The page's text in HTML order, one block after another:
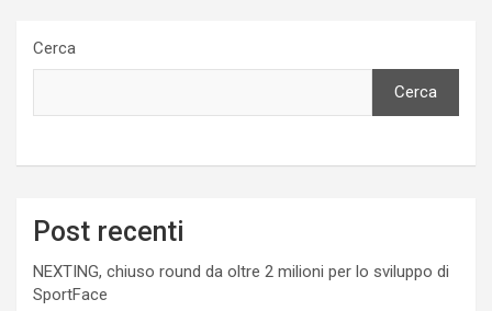
Cerca
Cerca
Post recenti
NEXTING, chiuso round da oltre 2 milioni per lo sviluppo di
SportFace